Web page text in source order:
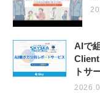
AIで
トサ